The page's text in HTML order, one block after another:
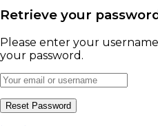
Retrieve your
Please enter your
your password.